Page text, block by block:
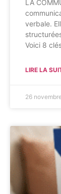
LA
verbale.
Voici 8
LIRE LA
26